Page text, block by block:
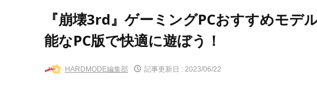
『崩壊3rd』ゲーミングPCおすすめモデ
能なPC版で快適に遊ぼう！
HARDMODE編集部 記事更新日 : 2023/06/22